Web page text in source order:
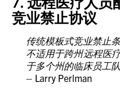
竞业禁止协议
传统模板式竞业禁止
不适用于跨州远程医
于多个州的临床员工队
– Larry Perlman